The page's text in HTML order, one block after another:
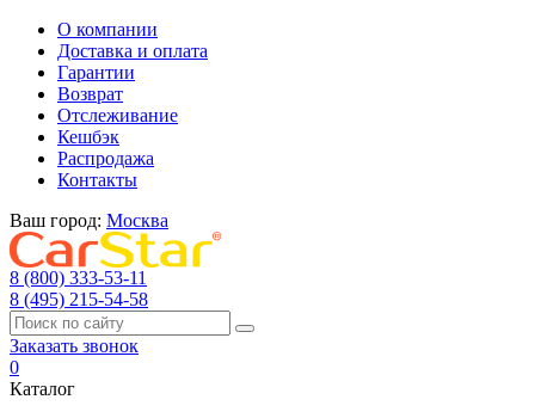
О компании
Доставка и оплата
Гарантии
Возврат
Отслеживание
Кешбэк
Распродажа
Контакты
Ваш город: Москва
8 (800) 333-53-11
8 (495) 215-54-58
Заказать звонок
0
Каталог